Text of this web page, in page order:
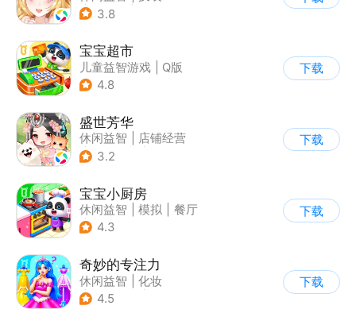
| 女性向
3.8
宝宝超市
儿童益智游戏
Q版
4.8
下载
盛世芳华
休闲益智
店铺经营
| 架空历史
3.2
下载
宝宝小厨房
休闲益智 模拟
餐厅
| 宝宝巴士
4.3
下载
奇妙的专注力
休闲益智
化妆
| 宝宝巴士
4.5
下载